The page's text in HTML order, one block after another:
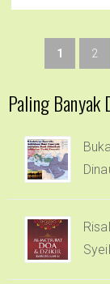
1 2
Paling Banyak